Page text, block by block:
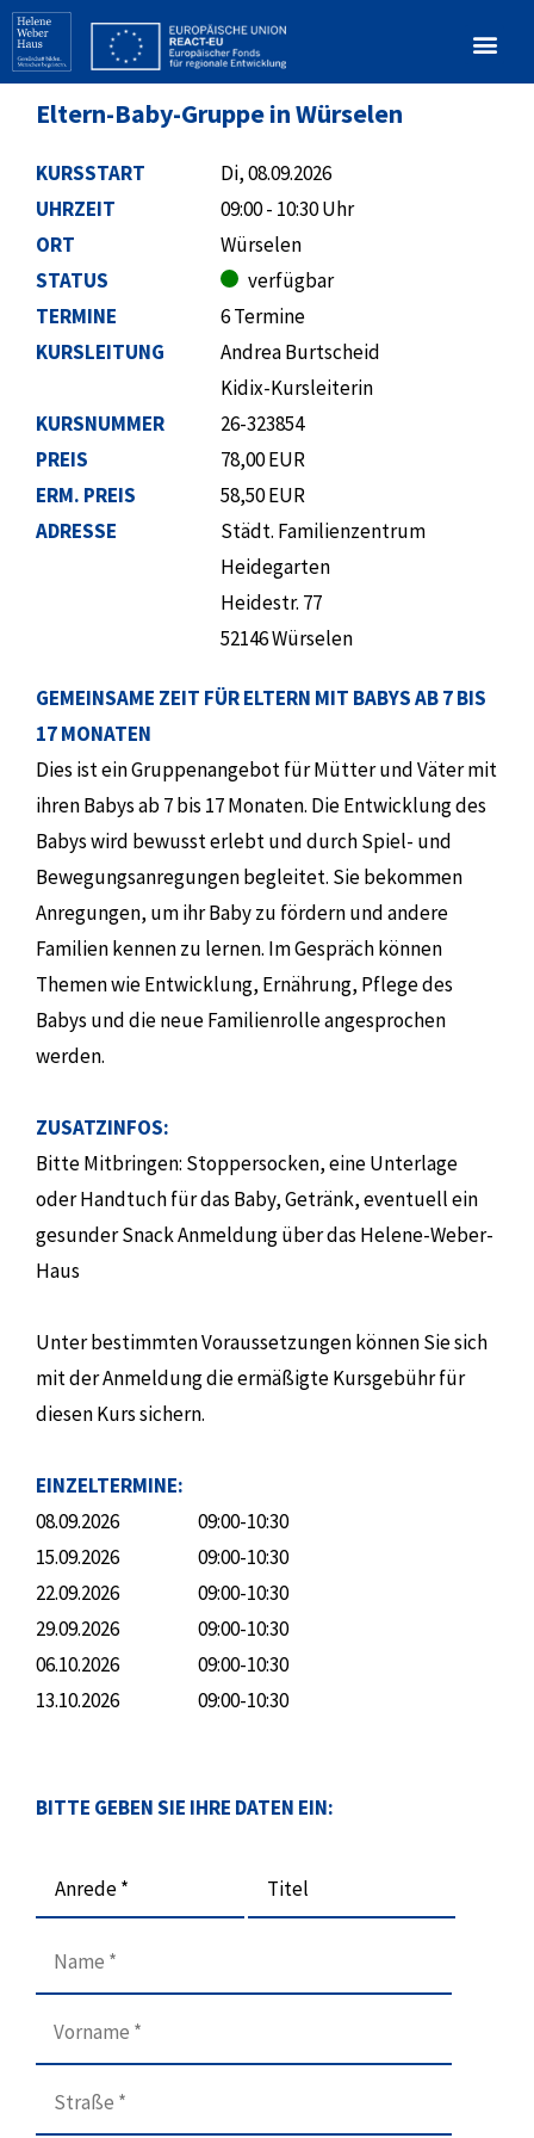
Eltern-Baby-Gruppe in Würselen
KURSSTART
UHRZEIT
ORT
STATUS
TERMINE
Di, 08.09.2026
09:00 - 10:30 Uhr
Würselen
verfügbar
6 Termine
KURSLEITUNG
KURSNUMMER
PREIS
ERM. PREIS
ADRESSE
Andrea Burtscheid
Kidix-Kursleiterin
26-323854
78,00 EUR
58,50 EUR
Städt. Familienzentrum
Heidegarten
Heidestr. 77
52146 Würselen
GEMEINSAME ZEIT FÜR ELTERN MIT BABYS AB 7 BIS
17 MONATEN
Dies ist ein Gruppenangebot für Mütter und Väter mit
ihren Babys ab 7 bis 17 Monaten. Die Entwicklung des
Babys wird bewusst erlebt und durch Spiel- und
Bewegungsanregungen begleitet. Sie bekommen
Anregungen, um ihr Baby zu fördern und andere
Familien kennen zu lernen. Im Gespräch können
Themen wie Entwicklung, Ernährung, Pflege des
Babys und die neue Familienrolle angesprochen
werden.
ZUSATZINFOS:
Bitte Mitbringen: Stoppersocken, eine Unterlage
oder Handtuch für das Baby, Getränk, eventuell ein
gesunder Snack Anmeldung über das Helene-Weber-
Haus
Unter bestimmten Voraussetzungen können Sie sich
mit der Anmeldung die ermäßigte Kursgebühr für
diesen Kurs sichern.
EINZELTERMINE:
08.09.2026
09:00-10:30
15.09.2026
09:00-10:30
22.09.2026
09:00-10:30
29.09.2026
09:00-10:30
06.10.2026
09:00-10:30
13.10.2026
09:00-10:30
BITTE GEBEN SIE IHRE DATEN EIN:
Anrede * Titel